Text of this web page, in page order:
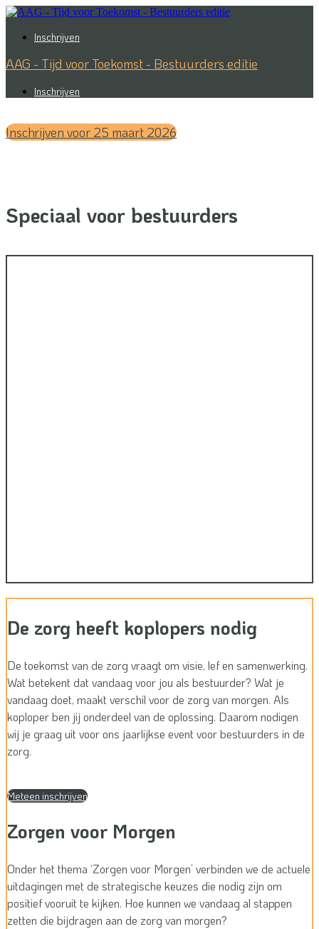
Inschrijven
AAG - Tijd voor Toekomst - Bestuurders editie
Inschrijven
Inschrijven voor 25 maart 2026
Speciaal voor bestuurders
De zorg heeft koplopers nodig
De toekomst van de zorg vraagt om visie, lef en samenwerking.
Wat betekent dat vandaag voor jou als bestuurder? Wat je
vandaag doet, maakt verschil voor de zorg van morgen. Als
koploper ben jij onderdeel van de oplossing. Daarom nodigen
wij je graag uit voor ons jaarlijkse event voor bestuurders in de
zorg.
Meteen inschrijven
Zorgen voor Morgen
Onder het thema ‘Zorgen voor Morgen’ verbinden we de actuele
uitdagingen met de strategische keuzes die nodig zijn om
positief vooruit te kijken. Hoe kunnen we vandaag al stappen
zetten die bijdragen aan de zorg van morgen?